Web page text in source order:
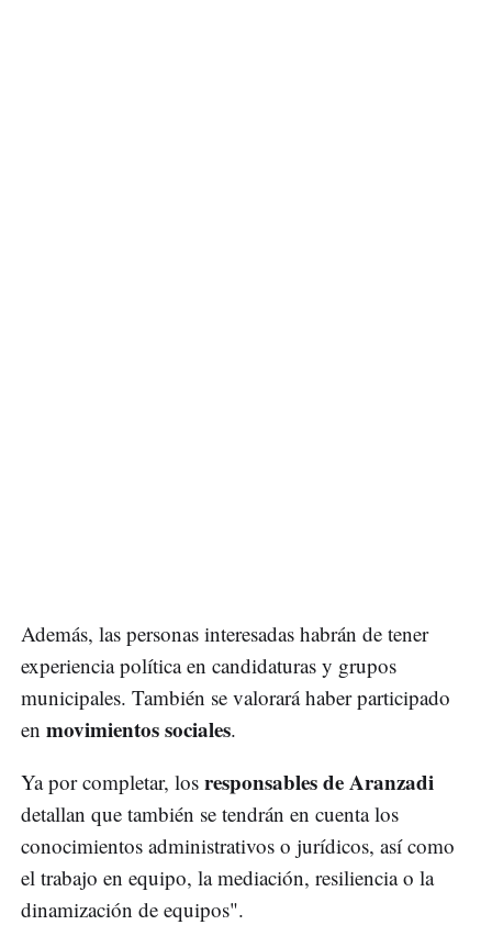
Además, las personas interesadas habrán de tener
experiencia política en candidaturas y grupos
municipales. También se valorará haber participado
en movimientos sociales.
Ya por completar, los responsables de Aranzadi
detallan que también se tendrán en cuenta los
conocimientos administrativos o jurídicos, así como
el trabajo en equipo, la mediación, resiliencia o la
dinamización de equipos".